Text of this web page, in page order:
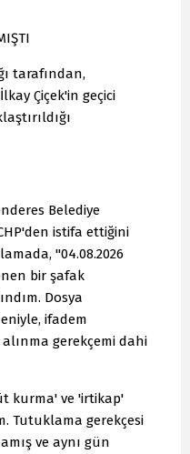
tarafından,
Çiçek'in geçici
Belediye
istifa ettiğini
"04.08.2026
bir şafak
Dosya
ifadem
gerekçemi dahi
kurma' ve 'irtikap'
Tutuklama gerekçesi
ve aynı gün